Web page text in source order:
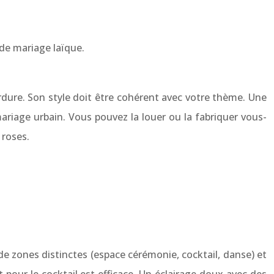
mariage laïque.
Son style doit être cohérent avec votre thème. Une
urbain. Vous pouvez la louer ou la fabriquer vous-
zones distinctes (espace cérémonie, cocktail, danse) et